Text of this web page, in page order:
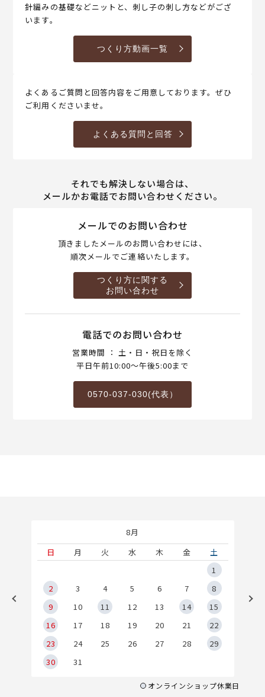
針編みの基礎などニットと、刺し子の刺し方などがござ
います。
つくり方動画一覧
よくあるご質問と回答内容をご用意しております。ぜひ
ご利用くださいませ。
よくある質問と回答
それでも解決しない場合は、
メールかお電話でお問い合わせください。
メールでのお問い合わせ
頂きましたメールのお問い合わせには、
順次メールでご連絡いたします。
つくり方に関する
お問い合わせ
電話でのお問い合わせ
営業時間 ： 土・日・祝日を除く
平日午前10:00～午後5:00まで
0570-037-030(代表）
8月
日
月 火 水 木 金
土
1
2
3 4 5 6 7
8
9
10 11 12 13 14
15
16
17 18 19 20 21
22
23
24 25 26 27 28
29
30
31
オンラインショップ休業日